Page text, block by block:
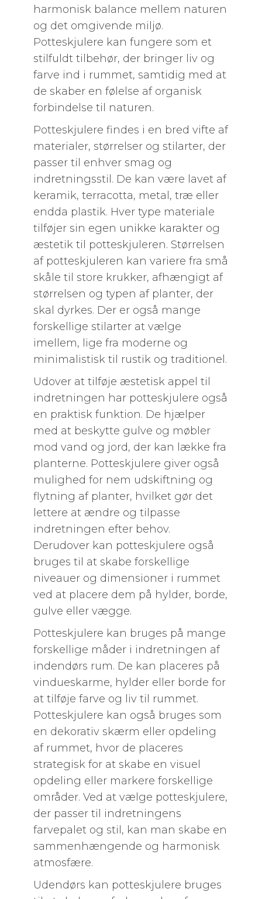
harmonisk balance mellem naturen
og det omgivende miljø.
Potteskjulere kan fungere som et
stilfuldt tilbehør, der bringer liv og
farve ind i rummet, samtidig med at
de skaber en følelse af organisk
forbindelse til naturen.
Potteskjulere findes i en bred vifte af
materialer, størrelser og stilarter, der
passer til enhver smag og
indretningsstil. De kan være lavet af
keramik, terracotta, metal, træ eller
endda plastik. Hver type materiale
tilføjer sin egen unikke karakter og
æstetik til potteskjuleren. Størrelsen
af potteskjuleren kan variere fra små
skåle til store krukker, afhængigt af
størrelsen og typen af planter, der
skal dyrkes. Der er også mange
forskellige stilarter at vælge
imellem, lige fra moderne og
minimalistisk til rustik og traditionel.
Udover at tilføje æstetisk appel til
indretningen har potteskjulere også
en praktisk funktion. De hjælper
med at beskytte gulve og møbler
mod vand og jord, der kan lække fra
planterne. Potteskjulere giver også
mulighed for nem udskiftning og
flytning af planter, hvilket gør det
lettere at ændre og tilpasse
indretningen efter behov.
Derudover kan potteskjulere også
bruges til at skabe forskellige
niveauer og dimensioner i rummet
ved at placere dem på hylder, borde,
gulve eller vægge.
Potteskjulere kan bruges på mange
forskellige måder i indretningen af
indendørs rum. De kan placeres på
vindueskarme, hylder eller borde for
at tilføje farve og liv til rummet.
Potteskjulere kan også bruges som
en dekorativ skærm eller opdeling
af rummet, hvor de placeres
strategisk for at skabe en visuel
opdeling eller markere forskellige
områder. Ved at vælge potteskjulere,
der passer til indretningens
farvepalet og stil, kan man skabe en
sammenhængende og harmonisk
atmosfære.
Udendørs kan potteskjulere bruges